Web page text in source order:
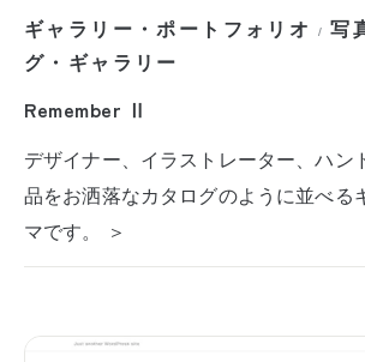
ギャラリー・ポートフォリオ /写
グ・ギャラリー
Remember Ⅱ
デザイナー、イラストレーター、ハン
品をお洒落なカタログのように並べる
マです。 ＞